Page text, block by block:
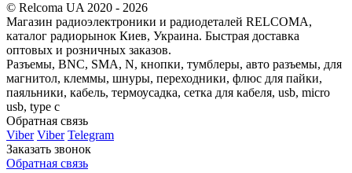
© Relcoma UA 2020 - 2026
Магазин радиоэлектроники и радиодеталей RELCOMA,
каталог радиорынок Киев, Украина. Быстрая доставка
оптовых и розничных заказов.
Разъемы, BNC, SMA, N, кнопки, тумблеры, авто разъемы, для
магнитол, клеммы, шнуры, переходники, флюс для пайки,
паяльники, кабель, термоусадка, сетка для кабеля, usb, micro
usb, type c
Обратная связь
Viber Viber Telegram
Заказать звонок
Обратная связь